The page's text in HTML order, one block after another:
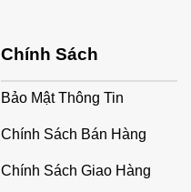
Chính Sách
Bảo Mật Thông Tin
Chính Sách Bán Hàng
Chính Sách Giao Hàng